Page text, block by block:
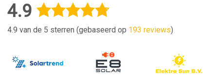
4.9
4.9 van de 5 sterren (gebaseerd op 193 reviews)